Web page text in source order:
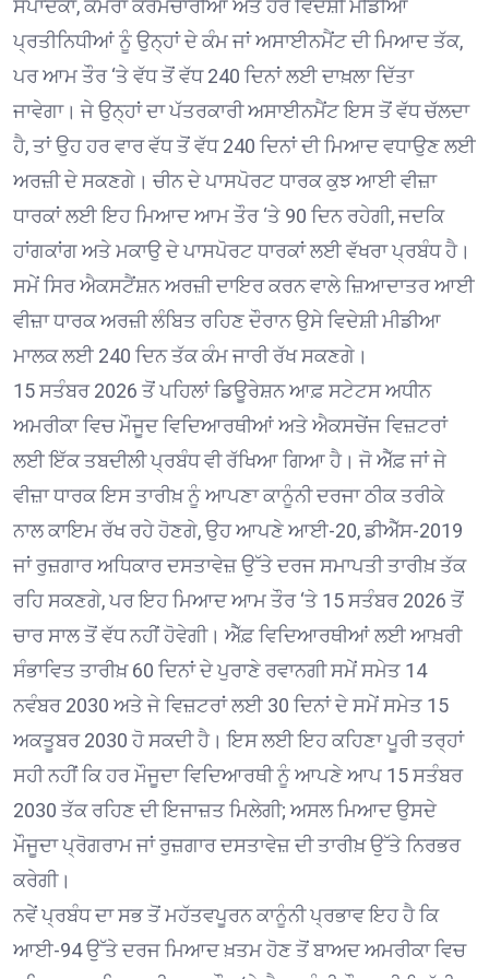
ਸੰਪਾਦਕਾਂ, ਕੈਮਰਾ ਕਰਮਚਾਰੀਆਂ ਅਤੇ ਹੋਰ ਵਿਦੇਸ਼ੀ ਮੀਡੀਆ
ਪ੍ਰਤੀਨਿਧੀਆਂ ਨੂੰ ਉਨ੍ਹਾਂ ਦੇ ਕੰਮ ਜਾਂ ਅਸਾਈਨਮੈਂਟ ਦੀ ਮਿਆਦ ਤੱਕ,
ਪਰ ਆਮ ਤੌਰ ‘ਤੇ ਵੱਧ ਤੋਂ ਵੱਧ 240 ਦਿਨਾਂ ਲਈ ਦਾਖ਼ਲਾ ਦਿੱਤਾ
ਜਾਵੇਗਾ। ਜੇ ਉਨ੍ਹਾਂ ਦਾ ਪੱਤਰਕਾਰੀ ਅਸਾਈਨਮੈਂਟ ਇਸ ਤੋਂ ਵੱਧ ਚੱਲਦਾ
ਹੈ, ਤਾਂ ਉਹ ਹਰ ਵਾਰ ਵੱਧ ਤੋਂ ਵੱਧ 240 ਦਿਨਾਂ ਦੀ ਮਿਆਦ ਵਧਾਉਣ ਲਈ
ਅਰਜ਼ੀ ਦੇ ਸਕਣਗੇ। ਚੀਨ ਦੇ ਪਾਸਪੋਰਟ ਧਾਰਕ ਕੁਝ ਆਈ ਵੀਜ਼ਾ
ਧਾਰਕਾਂ ਲਈ ਇਹ ਮਿਆਦ ਆਮ ਤੌਰ ‘ਤੇ 90 ਦਿਨ ਰਹੇਗੀ, ਜਦਕਿ
ਹਾਂਗਕਾਂਗ ਅਤੇ ਮਕਾਉ ਦੇ ਪਾਸਪੋਰਟ ਧਾਰਕਾਂ ਲਈ ਵੱਖਰਾ ਪ੍ਰਬੰਧ ਹੈ।
ਸਮੇਂ ਸਿਰ ਐਕਸਟੈਂਸ਼ਨ ਅਰਜ਼ੀ ਦਾਇਰ ਕਰਨ ਵਾਲੇ ਜ਼ਿਆਦਾਤਰ ਆਈ
ਵੀਜ਼ਾ ਧਾਰਕ ਅਰਜ਼ੀ ਲੰਬਿਤ ਰਹਿਣ ਦੌਰਾਨ ਉਸੇ ਵਿਦੇਸ਼ੀ ਮੀਡੀਆ
ਮਾਲਕ ਲਈ 240 ਦਿਨ ਤੱਕ ਕੰਮ ਜਾਰੀ ਰੱਖ ਸਕਣਗੇ।
15 ਸਤੰਬਰ 2026 ਤੋਂ ਪਹਿਲਾਂ ਡਿਊਰੇਸ਼ਨ ਆਫ਼ ਸਟੇਟਸ ਅਧੀਨ
ਅਮਰੀਕਾ ਵਿਚ ਮੌਜੂਦ ਵਿਦਿਆਰਥੀਆਂ ਅਤੇ ਐਕਸਚੇਂਜ ਵਿਜ਼ਟਰਾਂ
ਲਈ ਇੱਕ ਤਬਦੀਲੀ ਪ੍ਰਬੰਧ ਵੀ ਰੱਖਿਆ ਗਿਆ ਹੈ। ਜੋ ਐੱਫ਼ ਜਾਂ ਜੇ
ਵੀਜ਼ਾ ਧਾਰਕ ਇਸ ਤਾਰੀਖ਼ ਨੂੰ ਆਪਣਾ ਕਾਨੂੰਨੀ ਦਰਜਾ ਠੀਕ ਤਰੀਕੇ
ਨਾਲ ਕਾਇਮ ਰੱਖ ਰਹੇ ਹੋਣਗੇ, ਉਹ ਆਪਣੇ ਆਈ-20, ਡੀਐੱਸ-2019
ਜਾਂ ਰੁਜ਼ਗਾਰ ਅਧਿਕਾਰ ਦਸਤਾਵੇਜ਼ ਉੱਤੇ ਦਰਜ ਸਮਾਪਤੀ ਤਾਰੀਖ਼ ਤੱਕ
ਰਹਿ ਸਕਣਗੇ, ਪਰ ਇਹ ਮਿਆਦ ਆਮ ਤੌਰ ‘ਤੇ 15 ਸਤੰਬਰ 2026 ਤੋਂ
ਚਾਰ ਸਾਲ ਤੋਂ ਵੱਧ ਨਹੀਂ ਹੋਵੇਗੀ। ਐੱਫ਼ ਵਿਦਿਆਰਥੀਆਂ ਲਈ ਆਖ਼ਰੀ
ਸੰਭਾਵਿਤ ਤਾਰੀਖ਼ 60 ਦਿਨਾਂ ਦੇ ਪੁਰਾਣੇ ਰਵਾਨਗੀ ਸਮੇਂ ਸਮੇਤ 14
ਨਵੰਬਰ 2030 ਅਤੇ ਜੇ ਵਿਜ਼ਟਰਾਂ ਲਈ 30 ਦਿਨਾਂ ਦੇ ਸਮੇਂ ਸਮੇਤ 15
ਅਕਤੂਬਰ 2030 ਹੋ ਸਕਦੀ ਹੈ। ਇਸ ਲਈ ਇਹ ਕਹਿਣਾ ਪੂਰੀ ਤਰ੍ਹਾਂ
ਸਹੀ ਨਹੀਂ ਕਿ ਹਰ ਮੌਜੂਦਾ ਵਿਦਿਆਰਥੀ ਨੂੰ ਆਪਣੇ ਆਪ 15 ਸਤੰਬਰ
2030 ਤੱਕ ਰਹਿਣ ਦੀ ਇਜਾਜ਼ਤ ਮਿਲੇਗੀ; ਅਸਲ ਮਿਆਦ ਉਸਦੇ
ਮੌਜੂਦਾ ਪ੍ਰੋਗਰਾਮ ਜਾਂ ਰੁਜ਼ਗਾਰ ਦਸਤਾਵੇਜ਼ ਦੀ ਤਾਰੀਖ਼ ਉੱਤੇ ਨਿਰਭਰ
ਕਰੇਗੀ।
ਨਵੇਂ ਪ੍ਰਬੰਧ ਦਾ ਸਭ ਤੋਂ ਮਹੱਤਵਪੂਰਨ ਕਾਨੂੰਨੀ ਪ੍ਰਭਾਵ ਇਹ ਹੈ ਕਿ
ਆਈ-94 ਉੱਤੇ ਦਰਜ ਮਿਆਦ ਖ਼ਤਮ ਹੋਣ ਤੋਂ ਬਾਅਦ ਅਮਰੀਕਾ ਵਿਚ